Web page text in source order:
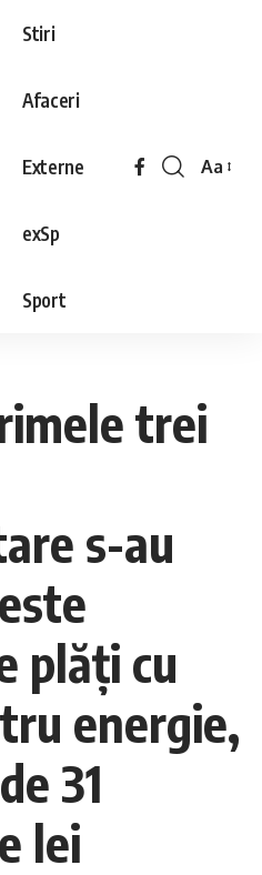
Stiri
Afaceri
Externe
exSp
Sport
Aa
trei
s-au
plăţi cu
energie,
31
lei